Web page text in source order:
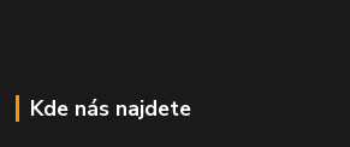
Kde nás najdete